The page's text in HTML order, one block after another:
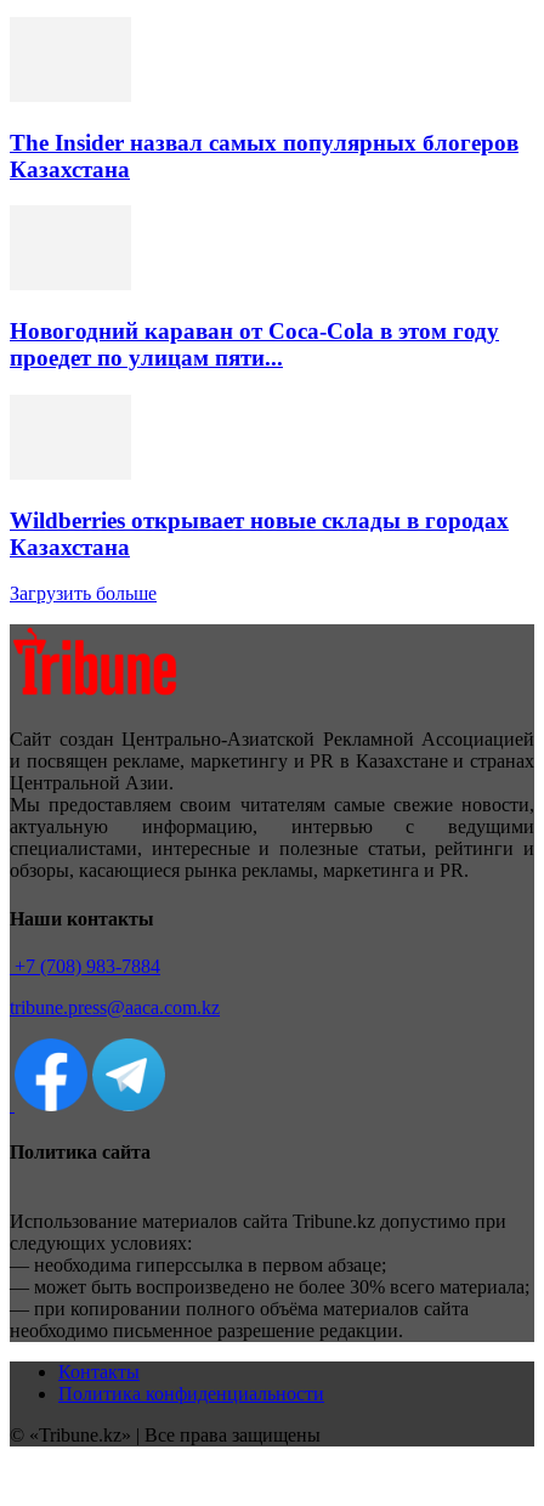
The Insider назвал самых популярных блогеров
Казахстана
Новогодний караван от Coca-Cola в этом году
проедет по улицам пяти...
Wildberries открывает новые склады в городах
Казахстана
Загрузить больше
Сайт создан Центрально-Азиатской Рекламной Ассоциацией
и посвящен рекламе, маркетингу и PR в Казахстане и странах
Центральной Азии.
Мы предоставляем своим читателям самые свежие новости,
актуальную информацию, интервью с ведущими
специалистами, интересные и полезные статьи, рейтинги и
обзоры, касающиеся рынка рекламы, маркетинга и PR.
Наши контакты
+7 (708) 983-7884
tribune.press@aaca.com.kz
Политика сайта
Использование материалов сайта Tribune.kz допустимо при
следующих условиях:
— необходима гиперссылка в первом абзаце;
— может быть воспроизведено не более 30% всего материала;
— при копировании полного объёма материалов сайта
необходимо письменное разрешение редакции.
Контакты
Политика конфиденциальности
© «Tribune.kz» | Все права защищены